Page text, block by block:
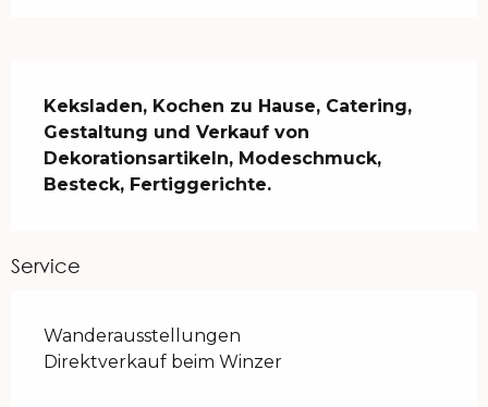
Keksladen, Kochen zu Hause, Catering,
Gestaltung und Verkauf von
Dekorationsartikeln, Modeschmuck,
Besteck, Fertiggerichte.
Service
Wanderausstellungen
Direktverkauf beim Winzer